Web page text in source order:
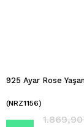
925 Ayar Rose
(NRZ1156)